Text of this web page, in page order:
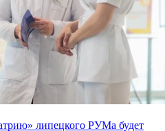
липецкого РУМа будет